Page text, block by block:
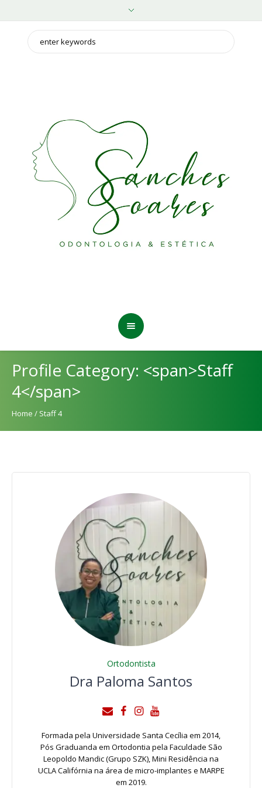
Profile Category: <span>Staff
4</span>
Home / Staff 4
Ortodontista
Dra Paloma Santos
Formada pela Universidade Santa Cecília em 2014,
Pós Graduanda em Ortodontia pela Faculdade São
Leopoldo Mandic (Grupo SZK), Mini Residência na
UCLA Califórnia na área de micro-implantes e MARPE
em 2019.